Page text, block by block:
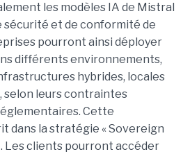
les modèles IA de Mistral
sécurité et de conformité de
pourront ainsi déployer
différents environnements,
hybrides, locales
selon leurs contraintes
Cette
dans la stratégie « Sovereign
Les clients pourront accéder